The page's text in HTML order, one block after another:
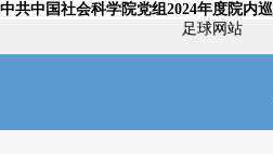
中共中国社会科学院党组2024年度院内
足球网站